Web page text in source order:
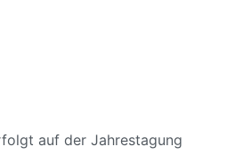
auf der Jahrestagung